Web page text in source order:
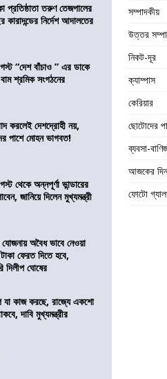
প্রতিষ্ঠাতা তরুণ তেজপালের
কারাদন্ডের নির্দেশ আদালতের
“দেশ বাঁচাও ” এর ডাকে
শ্রমিক সংগঠনের
করলেই দেশদ্রোহী নয়,
পাশে মোহন ভাগবত!
থেকে অন্নপূর্ণা ভান্ডারের
জানিয়ে দিলেন মুখ্যমন্ত্রী
অবৈধ ভাবে নেওয়া
ফেরত দিতে হবে,
দিলীপ ঘোষের
যা কাজ করছে, রাজ্যে একশো
দাবি মুখ্যমন্ত্রীর
সম্পাদকীয়
উত্তর
নিকট-দূর
ক্যাম্পাস
কেরিয়ার
ছোটোদের
ব্যবসা-
আজকের দিন
ফোটো